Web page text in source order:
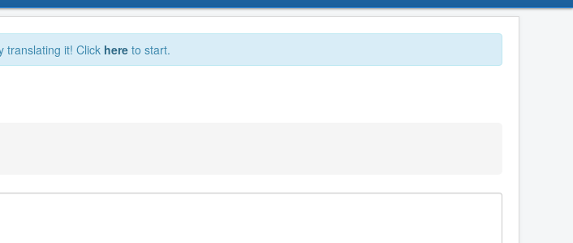
translating it! Click here to start.